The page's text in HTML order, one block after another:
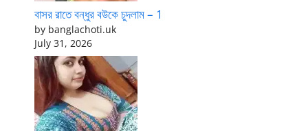
বাসর রাতে বন্ধুর বউকে চুদলাম – 1
by banglachoti.uk
July 31, 2026